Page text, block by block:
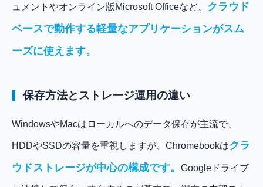
ュメントやオンライン版Microsoft Officeなど、 クラウド
ベースで動作する軽量なアプリケーションがスム
ーズに使えます。
保存方法とストレージ運用の違い
WindowsやMacはローカルへのデータ保存が主流で、
HDDやSSDの容量を重視しますが、Chromebookはクラ
ウドストレージが中心の構成です。 Googleドライブ